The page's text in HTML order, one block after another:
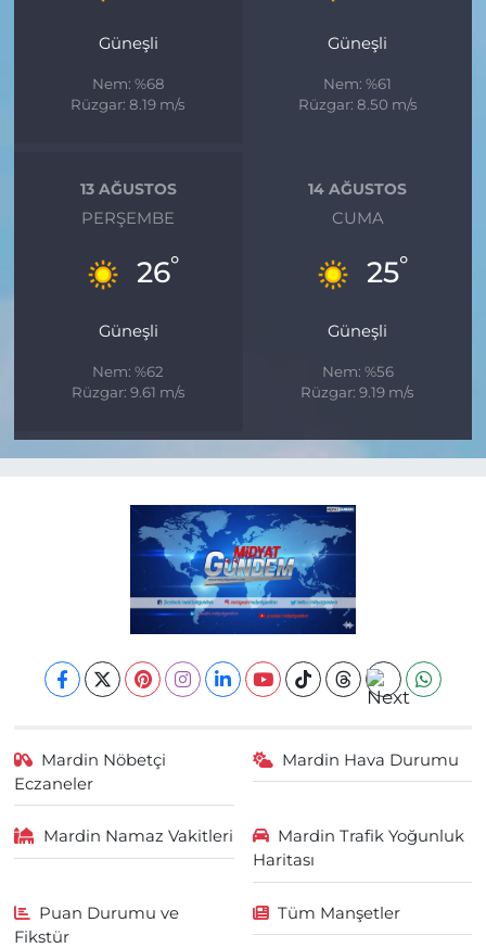
Güneşli
Nem: %68
Rüzgar: 8.19 m/s
Güneşli
Nem: %61
Rüzgar: 8.50 m/s
13 AĞUSTOS
PERŞEMBE
26°
Güneşli
Nem: %62
Rüzgar: 9.61 m/s
14 AĞUSTOS
CUMA
25°
Güneşli
Nem: %56
Rüzgar: 9.19 m/s
Mardin Nöbetçi
Eczaneler
Mardin Hava Durumu
Mardin Namaz Vakitleri
Mardin Trafik Yoğunluk
Haritası
Puan Durumu ve
Fikstür
Tüm Manşetler